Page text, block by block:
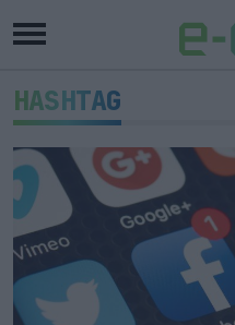
HASHTAG